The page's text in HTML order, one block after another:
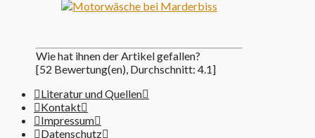
Wie hat ihnen der Artikel gefallen?
[52 Bewertung(en), Durchschnitt: 4.1]
Literatur und Quellen
Kontakt
Impressum
Datenschutz